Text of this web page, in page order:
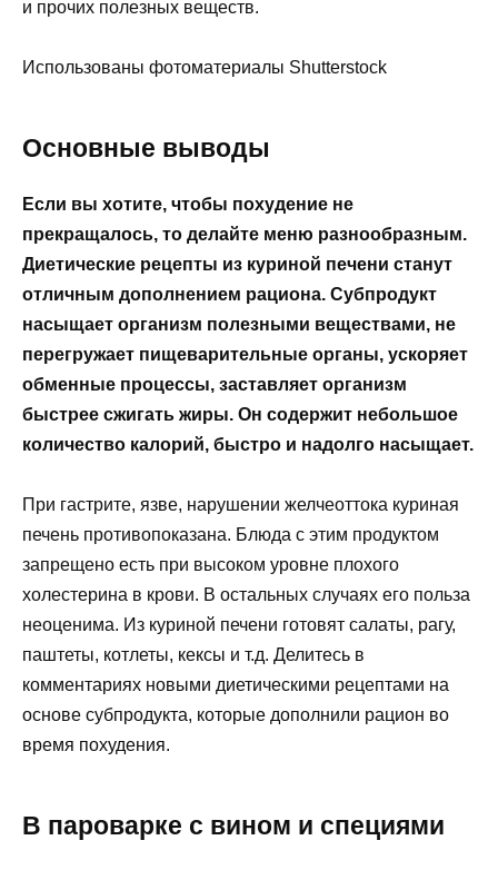
и прочих полезных веществ.
Использованы фотоматериалы Shutterstock
Основные выводы
Если вы хотите, чтобы похудение не
прекращалось, то делайте меню разнообразным.
Диетические рецепты из куриной печени станут
отличным дополнением рациона. Субпродукт
насыщает организм полезными веществами, не
перегружает пищеварительные органы, ускоряет
обменные процессы, заставляет организм
быстрее сжигать жиры. Он содержит небольшое
количество калорий, быстро и надолго насыщает.
При гастрите, язве, нарушении желчеоттока куриная
печень противопоказана. Блюда с этим продуктом
запрещено есть при высоком уровне плохого
холестерина в крови. В остальных случаях его польза
неоценима. Из куриной печени готовят салаты, рагу,
паштеты, котлеты, кексы и т.д. Делитесь в
комментариях новыми диетическими рецептами на
основе субпродукта, которые дополнили рацион во
время похудения.
В пароварке с вином и специями